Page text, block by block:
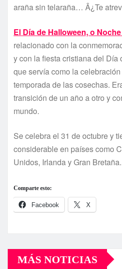
araña sin telaraña… Â¿Te
El Dí­a de Halloween, o
relacionado con la
y con la fiesta cristiana del Dí­a
que serví­a como la
temporada de las cosechas.
transición de un año a otro y
mundo.
Se celebra el 31 de octubre y
considerable en paí­ses como
Unidos, Irlanda y Gran Bretaña.
Comparte esto:
Facebook X
MÁS NOTICIAS